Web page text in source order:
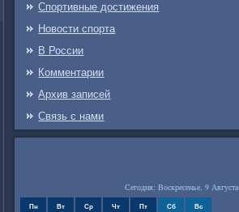
Спортивные достижения
Новости спорта
В России
Комментарии
Архив записей
Связь c нами
Сегодня: Воскресенье, 9 Августа
Пн Вт Ср Чт Пт Сб Вс